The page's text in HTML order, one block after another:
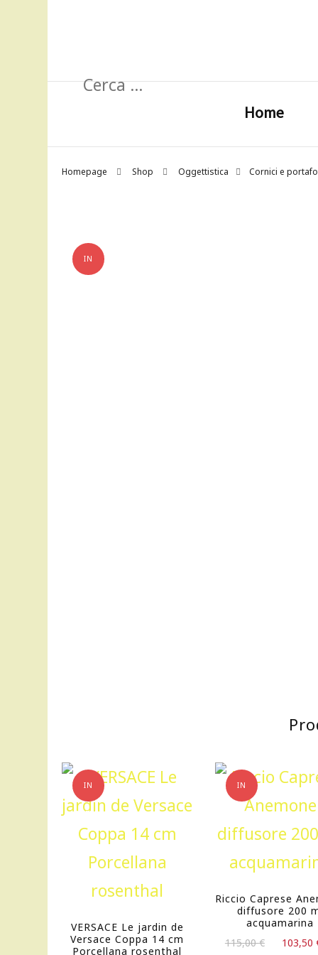
Ricerca
Home
Homepage Shop Oggettistica Cornici e
IN
IN
OFFERTA!
VERSACE Le jardin de
Versace Coppa 14 cm
Porcellana rosenthal
IN
OFFERTA!
Riccio Caprese
diffusore 200
acquamarina
115,00€ 103,50